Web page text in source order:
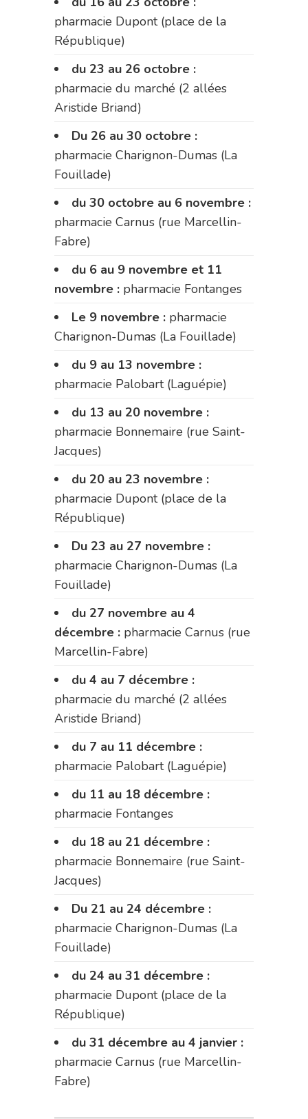
pharmacie Dupont (place de la
République)
du 23 au 26 octobre :
pharmacie du marché (2 allées
Aristide Briand)
Du 26 au 30 octobre :
pharmacie Charignon-Dumas (La
Fouillade)
du 30 octobre au 6 novembre :
pharmacie Carnus (rue Marcellin-
Fabre)
du 6 au 9 novembre et 11
novembre : pharmacie Fontanges
Le 9 novembre : pharmacie
Charignon-Dumas (La Fouillade)
du 9 au 13 novembre :
pharmacie Palobart (Laguépie)
du 13 au 20 novembre :
pharmacie Bonnemaire (rue Saint-
Jacques)
du 20 au 23 novembre :
pharmacie Dupont (place de la
République)
Du 23 au 27 novembre :
pharmacie Charignon-Dumas (La
Fouillade)
du 27 novembre au 4
décembre : pharmacie Carnus (rue
Marcellin-Fabre)
du 4 au 7 décembre :
pharmacie du marché (2 allées
Aristide Briand)
du 7 au 11 décembre :
pharmacie Palobart (Laguépie)
du 11 au 18 décembre :
pharmacie Fontanges
du 18 au 21 décembre :
pharmacie Bonnemaire (rue Saint-
Jacques)
Du 21 au 24 décembre :
pharmacie Charignon-Dumas (La
Fouillade)
du 24 au 31 décembre :
pharmacie Dupont (place de la
République)
du 31 décembre au 4 janvier :
pharmacie Carnus (rue Marcellin-
Fabre)